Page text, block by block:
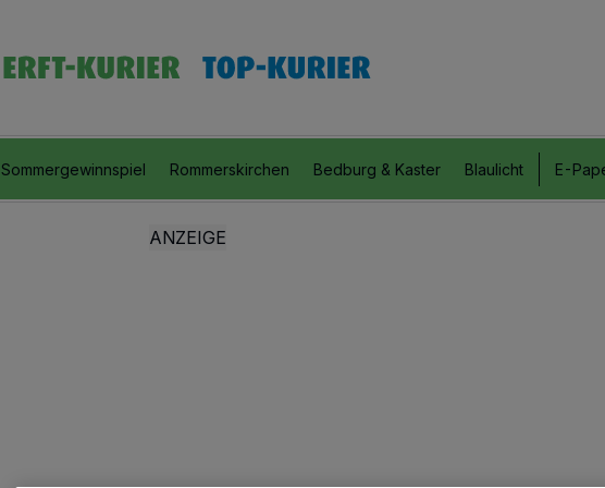
Sommergewinnspiel Rommerskirchen Bedburg & Kaster Blaulicht E-